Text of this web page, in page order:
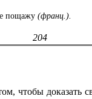
пощажу (франц.).
204
чтобы доказать